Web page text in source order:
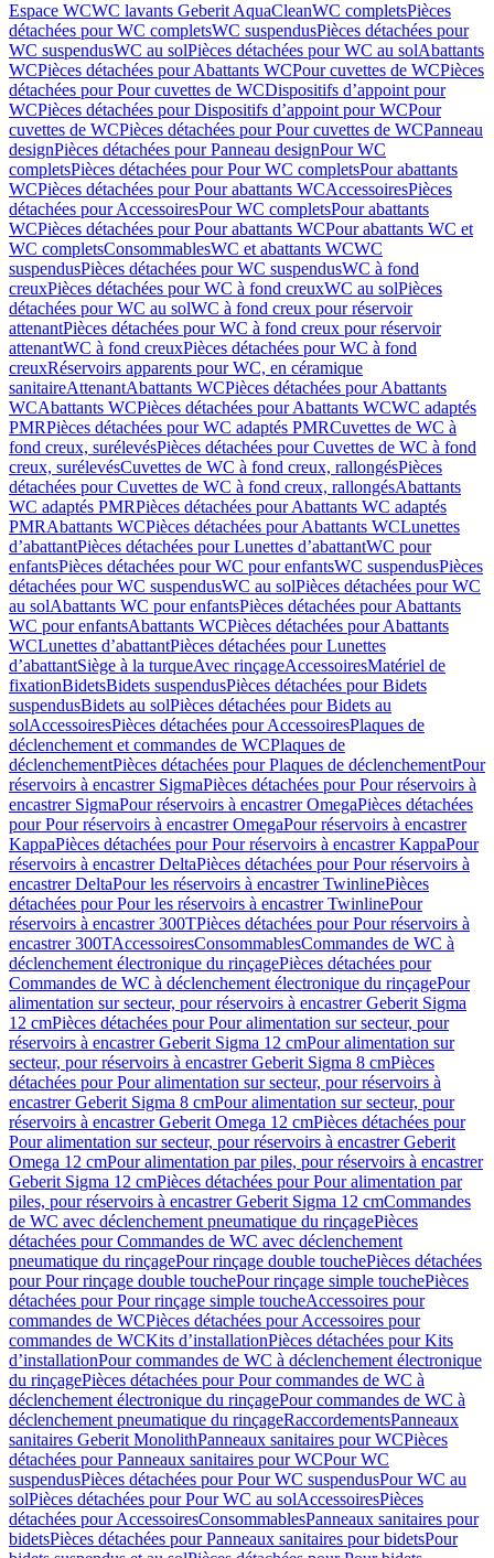
Espace WCWC lavants Geberit AquaCleanWC completsPièces
détachées pour WC completsWC suspendusPièces détachées pour
WC suspendusWC au solPièces détachées pour WC au solAbattants
WCPièces détachées pour Abattants WCPour cuvettes de WCPièces
détachées pour Pour cuvettes de WCDispositifs d’appoint pour
WCPièces détachées pour Dispositifs d’appoint pour WCPour
cuvettes de WCPièces détachées pour Pour cuvettes de WCPanneau
designPièces détachées pour Panneau designPour WC
completsPièces détachées pour Pour WC completsPour abattants
WCPièces détachées pour Pour abattants WCAccessoiresPièces
détachées pour AccessoiresPour WC completsPour abattants
WCPièces détachées pour Pour abattants WCPour abattants WC et
WC completsConsommablesWC et abattants WCWC
suspendusPièces détachées pour WC suspendusWC à fond
creuxPièces détachées pour WC à fond creuxWC au solPièces
détachées pour WC au solWC à fond creux pour réservoir
attenantPièces détachées pour WC à fond creux pour réservoir
attenantWC à fond creuxPièces détachées pour WC à fond
creuxRéservoirs apparents pour WC, en céramique
sanitaireAttenantAbattants WCPièces détachées pour Abattants
WCAbattants WCPièces détachées pour Abattants WCWC adaptés
PMRPièces détachées pour WC adaptés PMRCuvettes de WC à
fond creux, surélevésPièces détachées pour Cuvettes de WC à fond
creux, surélevésCuvettes de WC à fond creux, rallongésPièces
détachées pour Cuvettes de WC à fond creux, rallongésAbattants
WC adaptés PMRPièces détachées pour Abattants WC adaptés
PMRAbattants WCPièces détachées pour Abattants WCLunettes
d’abattantPièces détachées pour Lunettes d’abattantWC pour
enfantsPièces détachées pour WC pour enfantsWC suspendusPièces
détachées pour WC suspendusWC au solPièces détachées pour WC
au solAbattants WC pour enfantsPièces détachées pour Abattants
WC pour enfantsAbattants WCPièces détachées pour Abattants
WCLunettes d’abattantPièces détachées pour Lunettes
d’abattantSiège à la turqueAvec rinçageAccessoiresMatériel de
fixationBidetsBidets suspendusPièces détachées pour Bidets
suspendusBidets au solPièces détachées pour Bidets au
solAccessoiresPièces détachées pour AccessoiresPlaques de
déclenchement et commandes de WCPlaques de
déclenchementPièces détachées pour Plaques de déclenchementPour
réservoirs à encastrer SigmaPièces détachées pour Pour réservoirs à
encastrer SigmaPour réservoirs à encastrer OmegaPièces détachées
pour Pour réservoirs à encastrer OmegaPour réservoirs à encastrer
KappaPièces détachées pour Pour réservoirs à encastrer KappaPour
réservoirs à encastrer DeltaPièces détachées pour Pour réservoirs à
encastrer DeltaPour les réservoirs à encastrer TwinlinePièces
détachées pour Pour les réservoirs à encastrer TwinlinePour
réservoirs à encastrer 300TPièces détachées pour Pour réservoirs à
encastrer 300TAccessoiresConsommablesCommandes de WC à
déclenchement électronique du rinçagePièces détachées pour
Commandes de WC à déclenchement électronique du rinçagePour
alimentation sur secteur, pour réservoirs à encastrer Geberit Sigma
12 cmPièces détachées pour Pour alimentation sur secteur, pour
réservoirs à encastrer Geberit Sigma 12 cmPour alimentation sur
secteur, pour réservoirs à encastrer Geberit Sigma 8 cmPièces
détachées pour Pour alimentation sur secteur, pour réservoirs à
encastrer Geberit Sigma 8 cmPour alimentation sur secteur, pour
réservoirs à encastrer Geberit Omega 12 cmPièces détachées pour
Pour alimentation sur secteur, pour réservoirs à encastrer Geberit
Omega 12 cmPour alimentation par piles, pour réservoirs à encastrer
Geberit Sigma 12 cmPièces détachées pour Pour alimentation par
piles, pour réservoirs à encastrer Geberit Sigma 12 cmCommandes
de WC avec déclenchement pneumatique du rinçagePièces
détachées pour Commandes de WC avec déclenchement
pneumatique du rinçagePour rinçage double touchePièces détachées
pour Pour rinçage double touchePour rinçage simple touchePièces
détachées pour Pour rinçage simple toucheAccessoires pour
commandes de WCPièces détachées pour Accessoires pour
commandes de WCKits d’installationPièces détachées pour Kits
d’installationPour commandes de WC à déclenchement électronique
du rinçagePièces détachées pour Pour commandes de WC à
déclenchement électronique du rinçagePour commandes de WC à
déclenchement pneumatique du rinçageRaccordementsPanneaux
sanitaires Geberit MonolithPanneaux sanitaires pour WCPièces
détachées pour Panneaux sanitaires pour WCPour WC
suspendusPièces détachées pour Pour WC suspendusPour WC au
solPièces détachées pour Pour WC au solAccessoiresPièces
détachées pour AccessoiresConsommablesPanneaux sanitaires pour
bidetsPièces détachées pour Panneaux sanitaires pour bidetsPour